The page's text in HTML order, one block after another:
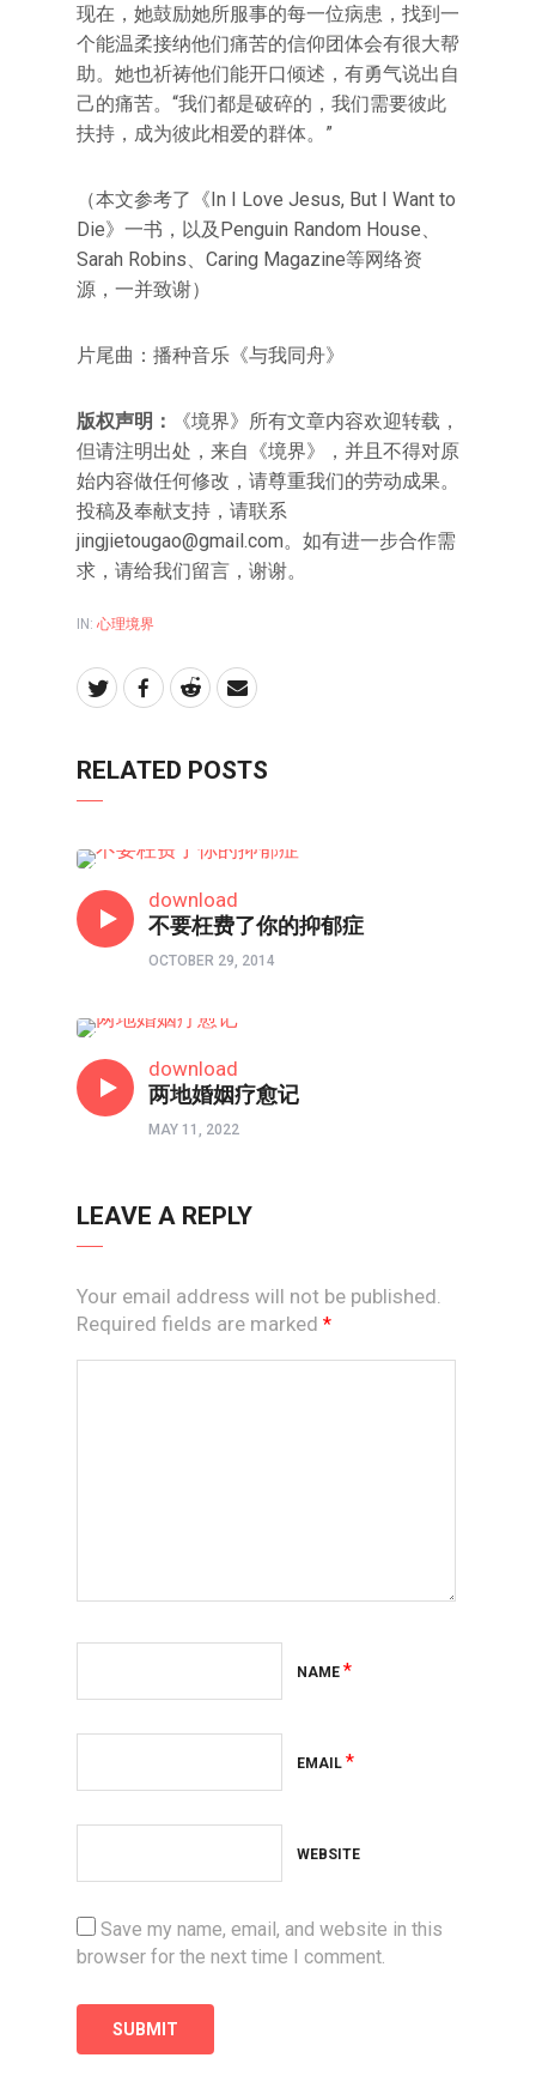
现在，她鼓励她所服事的每一位病患，找到一
个能温柔接纳他们痛苦的信仰团体会有很大帮
助。她也祈祷他们能开口倾述，有勇气说出自
己的痛苦。“我们都是破碎的，我们需要彼此
扶持，成为彼此相爱的群体。”
（本文参考了《In I Love Jesus, But I Want to
Die》一书，以及Penguin Random House、
Sarah Robins、Caring Magazine等网络资
源，一并致谢）
片尾曲：播种音乐《与我同舟》
版权声明：
《境界》所有文章内容欢迎转载，
但请注明出处，来自《境界》，并且不得对原
始内容做任何修改，请尊重我们的劳动成果。
投稿及奉献支持，请联系
jingjietougao@gmail.com。如有进一步合作需
求，请给我们留言，谢谢。
IN: 心理境界
RELATED POSTS
download
不要枉费了你的抑郁症
OCTOBER 29, 2014
download
两地婚姻疗愈记
MAY 11, 2022
LEAVE A REPLY
Your email address will not be published.
Required fields are marked *
NAME *
EMAIL *
WEBSITE
Save my name, email, and website in this
browser for the next time I comment.